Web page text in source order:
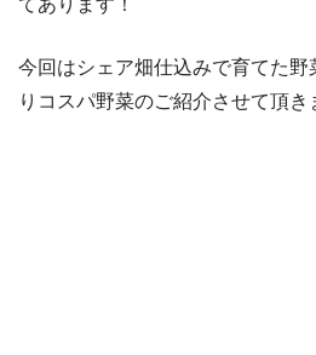
てあります！
今回はシェア畑仕込みで育てた
りコスパ野菜のご紹介させて頂き